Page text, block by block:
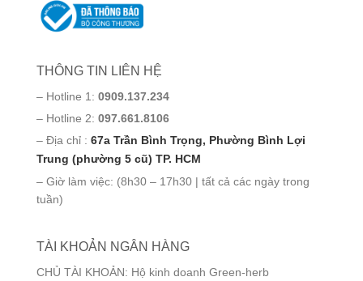
THÔNG TIN LIÊN HỆ
– Hotline 1: 0909.137.234
– Hotline 2: 097.661.8106
– Địa chỉ : 67a Trần Bình Trọng, Phường Bình Lợi
Trung (phường 5 cũ) TP. HCM
– Giờ làm việc: (8h30 – 17h30 | tất cả các ngày trong
tuần)
TÀI KHOẢN NGÂN HÀNG
CHỦ TÀI KHOẢN: Hộ kinh doanh Green-herb